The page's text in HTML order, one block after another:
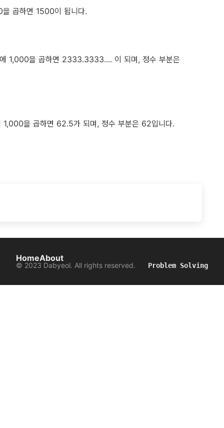
곱하면 1500이 됩니다.
1,000을 곱하면 2333.3333.... 이 되며, 정수 부분은
을 곱하면 62.5가 되며, 정수 부분은 62입니다.
HomeAbout
© 2023 Dabyeol. All rights reserved. Problem Solving